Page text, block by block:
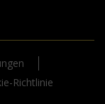
Richtlinie